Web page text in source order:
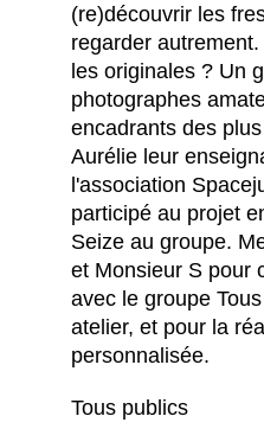
(re)découvrir les
regarder
les originales ? Un
photographes
encadrants des
Aurélie leur
l'association
participé au projet
Seize au groupe.
et Monsieur S pour
avec le groupe
atelier, et pour la
personnalisée.
Tous publics